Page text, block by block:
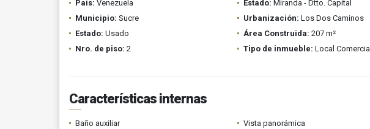
País: Venezuela Estado: Miranda - Dtto. Capital
Municipio: Sucre Urbanización: Los Dos Caminos
Estado: Usado Área Construida: 207 m²
Nro. de piso: 2 Tipo de inmueble: Local Comercial
Características internas
Baño auxiliar Vista panorámica